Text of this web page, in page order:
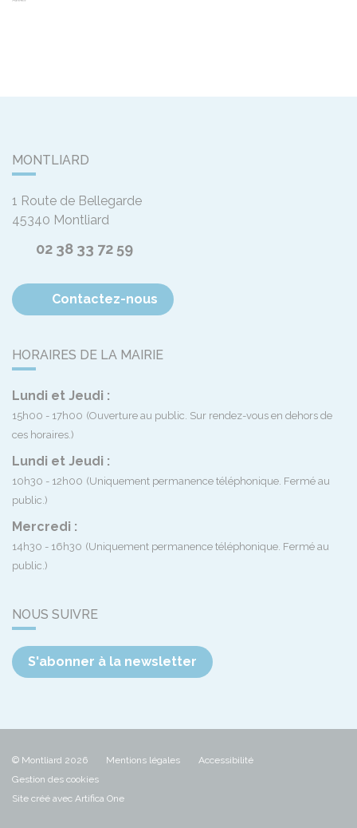
MONTLIARD
1 Route de Bellegarde
45340 Montliard
02 38 33 72 59
Contactez-nous
HORAIRES DE LA MAIRIE
Lundi et Jeudi :
15h00 - 17h00 (Ouverture au public. Sur rendez-vous en dehors de
ces horaires.)
Lundi et Jeudi :
10h30 - 12h00 (Uniquement permanence téléphonique. Fermé au
public.)
Mercredi :
14h30 - 16h30 (Uniquement permanence téléphonique. Fermé au
public.)
NOUS SUIVRE
S'abonner à la newsletter
© Montliard 2026 Mentions légales
Accessibilité
Gestion des cookies
Site créé avec Artifica One